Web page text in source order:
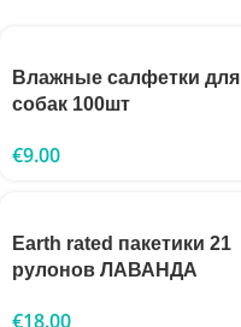
Влажные салфетки для
собак 100шт
€9.00
Earth rated пакетики 21
рулонов ЛАВАНДА
€18.00